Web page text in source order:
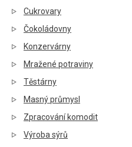
Cukrovary
Čokoládovny
Konzervárny
Mražené potraviny
Těstárny
Masný průmysl
Zpracování komodit
Výroba sýrů